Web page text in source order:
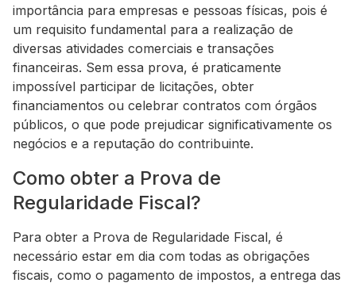
importância para empresas e pessoas físicas, pois é
um requisito fundamental para a realização de
diversas atividades comerciais e transações
financeiras. Sem essa prova, é praticamente
impossível participar de licitações, obter
financiamentos ou celebrar contratos com órgãos
públicos, o que pode prejudicar significativamente os
negócios e a reputação do contribuinte.
Como obter a Prova de
Regularidade Fiscal?
Para obter a Prova de Regularidade Fiscal, é
necessário estar em dia com todas as obrigações
fiscais, como o pagamento de impostos, a entrega das